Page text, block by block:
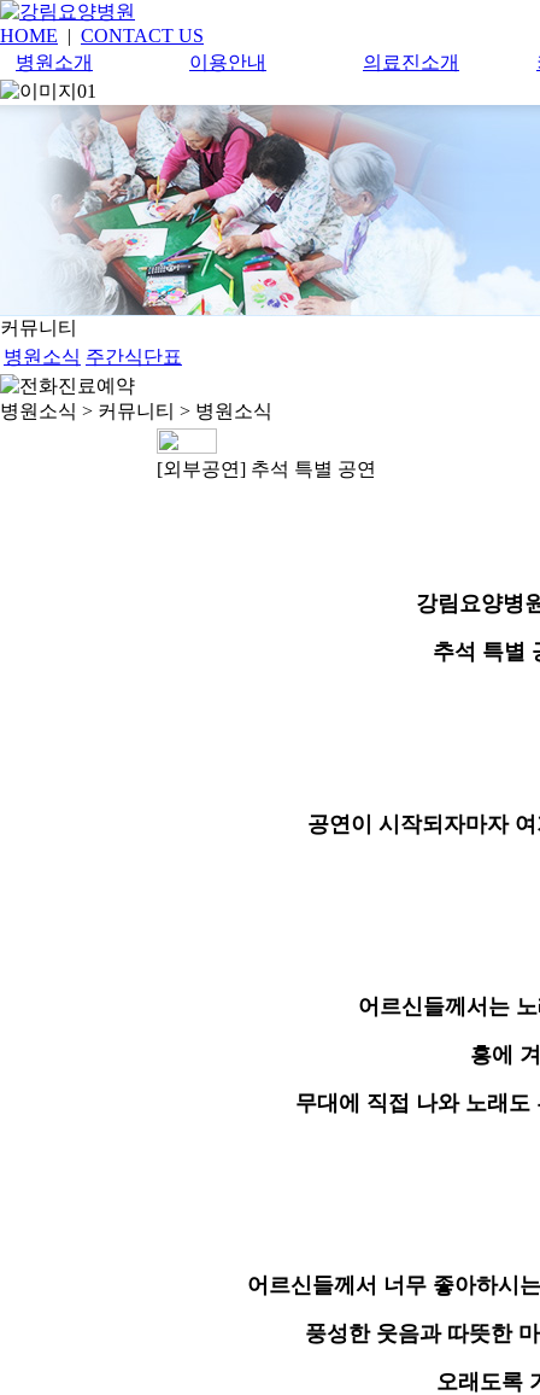
HOME | CONTACT US
병원소개
이용안내 의료진소개
커뮤니티
병원소식 주간식단표
병원소식 > 커뮤니티 > 병원소식
[외부공연] 추석 특별 공연
강림요양병
추석 특별
공연이 시작되자마자
어르신들께서는
흥에
무대에 직접 나와 노래
어르신들께서 너무 좋아하시
풍성한 웃음과 따뜻한
오래도록